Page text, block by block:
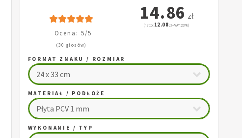
Ocena: 5/5
(30 głosów)
14.86 zł
(netto: 12.08 zł + VAT: 23%)
FORMAT ZNAKU / ROZMIAR
MATERIAŁ / PODŁOŻE
WYKONANIE / TYP